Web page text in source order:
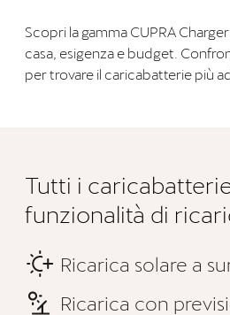
Scopri la gamma CUPRA
casa, esigenza e budget.
per trovare il caricabatterie più
Tutti i
funzionalità di
Ricarica solare a
Ricarica con